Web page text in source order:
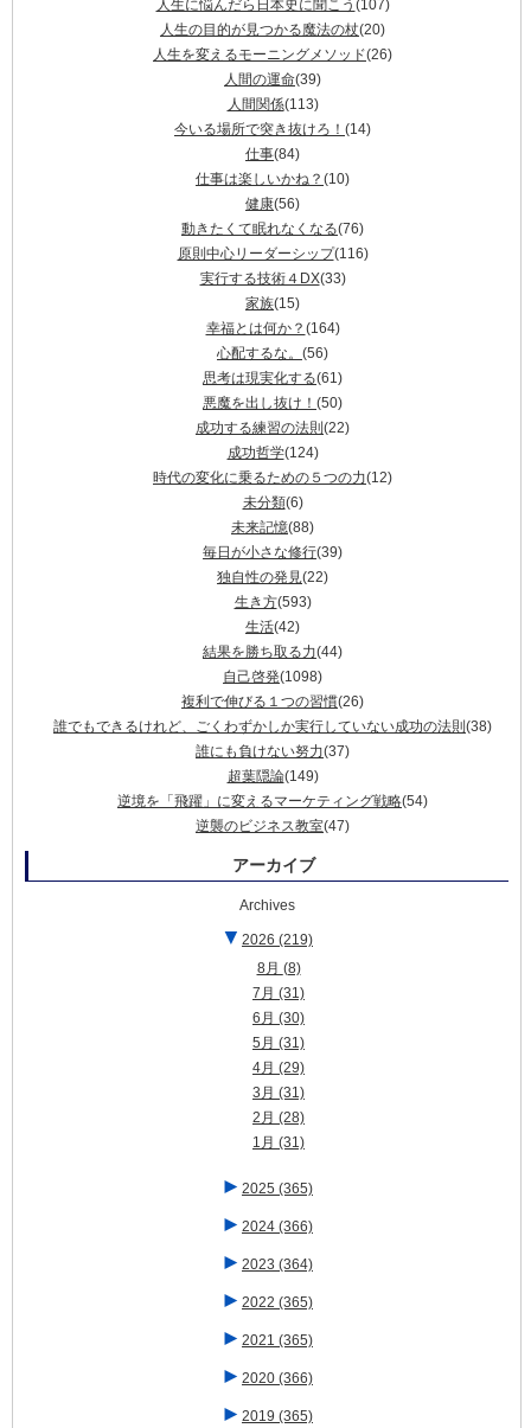
人生に悩んだら日本史に聞こう (107)
人生の目的が見つかる魔法の杖(20)
人生を変えるモーニングメソッド(26)
人間の運命(39)
人間関係(113)
今いる場所で突き抜けろ！ (14)
仕事(84)
仕事は楽しいかね？ (10)
健康(56)
動きたくて眠れなくなる(76)
原則中心リーダーシップ(116)
実行する技術４DX(33)
家族(15)
幸福とは何か？ (164)
心配するな。 (56)
思考は現実化する(61)
悪魔を出し抜け！ (50)
成功する練習の法則 (22)
成功哲学(124)
時代の変化に乗るための５つの力(12)
未分類(6)
未来記憶(88)
毎日が小さな修行(39)
独自性の発見(22)
生き方(593)
生活(42)
結果を勝ち取る力(44)
自己啓発(1098)
複利で伸びる１つの習慣(26)
誰でもできるけれど、ごくわずかしか実行していない成功の法則 (38)
誰にも負けない努力(37)
超葉隠論(149)
逆境を「飛躍」に変えるマーケティング戦略(54)
逆襲のビジネス教室(47)
アーカイブ
Archives
▼ 2026 (219)
8月 (8)
7月 (31)
6月 (30)
5月 (31)
4月 (29)
3月 (31)
2月 (28)
1月 (31)
► 2025 (365)
► 2024 (366)
► 2023 (364)
► 2022 (365)
► 2021 (365)
► 2020 (366)
► 2019 (365)